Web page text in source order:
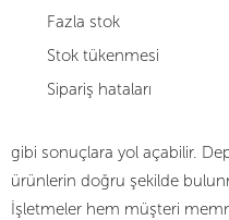
Fazla stok
Stok tükenmesi
Sipariş hataları
gibi sonuçlara yol açabilir.
ürünlerin doğru şekilde
İşletmeler hem müşteri